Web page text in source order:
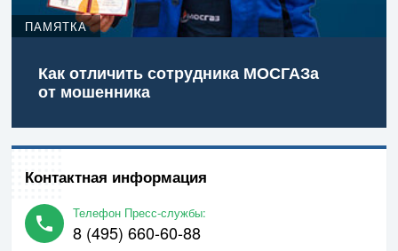
ПАМЯТКА
Как отличить сотрудника МОСГАЗа
от мошенника
Контактная информация
Телефон Пресс-службы:
8 (495) 660-60-88